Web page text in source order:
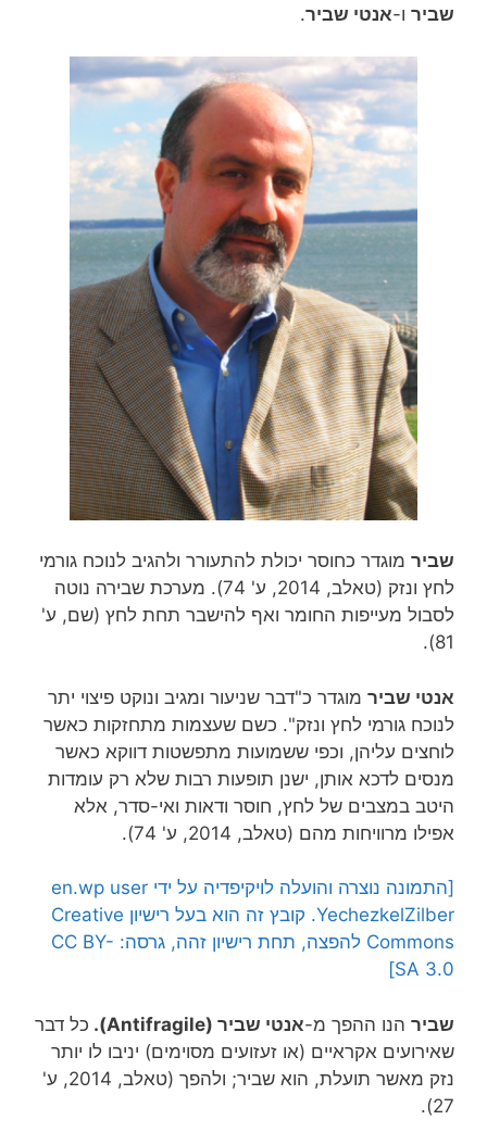
שביר ו-אנטי שביר.
שביר מוגדר כחוסר יכולת להתעורר ולהגיב לנוכח גורמי
לחץ ונזק (טאלב, 2014, ע' 74). מערכת שבירה נוטה
לסבול מעייפות החומר ואף להישבר תחת לחץ (שם, ע'
81).
אנטי שביר מוגדר כ"דבר שניעור ומגיב ונוקט פיצוי יתר
לנוכח גורמי לחץ ונזק". כשם שעצמות מתחזקות כאשר
לוחצים עליהן, וכפי ששמועות מתפשטות דווקא כאשר
מנסים לדכא אותן, ישנן תופעות רבות שלא רק עומדות
היטב במצבים של לחץ, חוסר ודאות ואי-סדר, אלא
אפילו מרוויחות מהם (טאלב, 2014, ע' 74).
[התמונה נוצרה והועלה לויקיפדיה על ידי en.wp user
YechezkelZilber. קובץ זה הוא בעל רישיון Creative
Commons להפצה, תחת רישיון זהה, גרסה: CC BY-
SA 3.0]
שביר הנו ההפך מ-אנטי שביר (Antifragile).
כל דבר
שאירועים אקראיים (או זעזועים מסוימים) יניבו לו יותר
נזק מאשר תועלת, הוא שביר; ולהפך (טאלב, 2014, ע'
27).